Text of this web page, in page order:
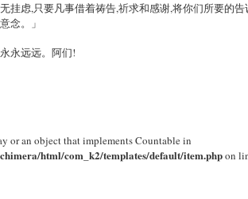
挂虑,只要凡事借着祷告,祈求和感谢,将你们所要的
念。」
永远远。阿们!
or an object that implements Countable in
html/com_k2/templates/default/item.phpon